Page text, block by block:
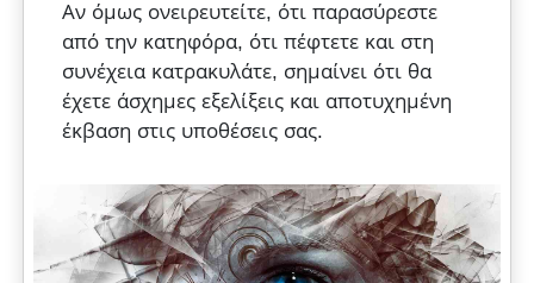
Αν όμως ονειρευτείτε, ότι παρασύρεστε
από την κατηφόρα, ότι πέφτετε και στη
συνέχεια κατρακυλάτε, σημαίνει ότι θα
έχετε άσχημες εξελίξεις και αποτυχημένη
έκβαση στις υποθέσεις σας.